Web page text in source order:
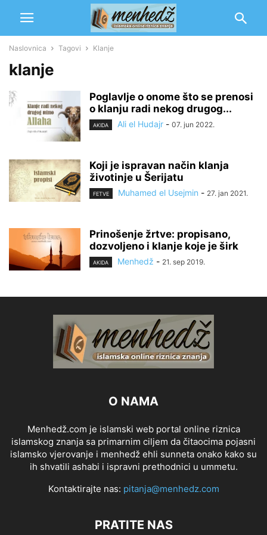
Naslovnica Tagovi Klanje
klanje
Poglavlje o onome što se prenosi
o klanju radi nekog drugog...
AKIDA Ali el Hudajr - 07. jun 2022.
Koji je ispravan način klanja
životinje u Šerijatu
FETVE Muhamed el Usejmin - 27. jan 2021.
Prinošenje žrtve: propisano,
dozvoljeno i klanje koje je širk
AKIDA Menhedž - 21. sep 2019.
O NAMA
Menhedž.com je islamski web portal online riznica
islamskog znanja sa primarnim ciljem da čitaocima pojasni
islamsko vjerovanje i menhedž ehli sunneta onako kako su
ih shvatili ashabi i ispravni prethodnici u ummetu.
Kontaktirajte nas: pitanja@menhedz.com
PRATITE NAS